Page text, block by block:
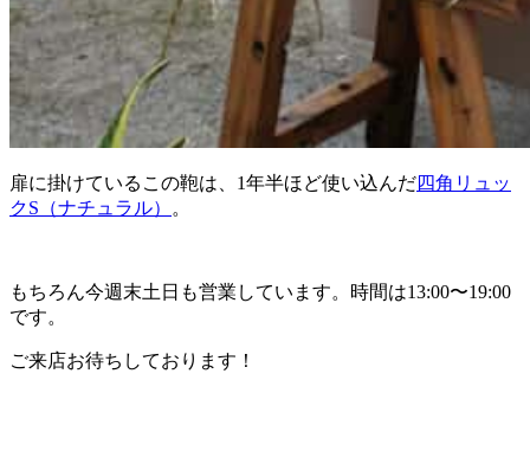
扉に掛けているこの鞄は、1年半ほど使い込んだ四角リュッ
クS（ナチュラル）
。
もちろん今週末土日も営業しています。時間は13:00〜19:00
です。
ご来店お待ちしております！